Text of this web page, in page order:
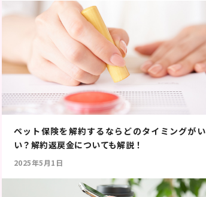
ペット保険を解約するならどのタイミングがい
い？解約返戻金についても解説！
2025年5月1日